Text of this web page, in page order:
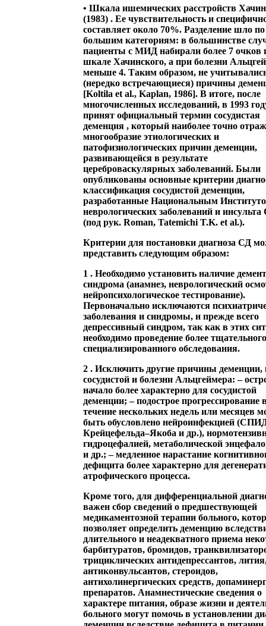
• Шкала ишемических расстройств
(1983) . Ее чувствительность и
составляет около 70%. Разделение шло
большим категориям: в большинстве
пациенты с МИД набирали более 7 очков
шкале Хачинского, а при болезни
меньше 4. Таким образом, не
(нередко встречающиеся) причины
[Koltila et al., Kaplan, 1986]. В итоге, после
многочисленных исследований, в 1993
принят официальный термин сосудистая
деменция , который наиболее точно
многообразие этиологических и
патофизиологических причин деменции,
развивающейся в результате
цереброваскулярных заболеваний. Были
опубликованы основные критерии
классификация сосудистой деменции,
разработанные Национальным
неврологических заболеваний и
(под рук. Roman, Tatemichi T.K. et al.).
Критерии для постановки диагноза СД
представить следующим образом:
1 . Необходимо установить наличие
синдрома (анамнез, неврологический
нейропсихологическое тестирование).
Первоначально исключаются
заболевания и синдромы, и прежде всего
депрессивный синдром, так как в этих
необходимо проведение более
специализированного обследования.
2 . Исключить другие причины деменции,
сосудистой и болезни Альцгеймера: –
начало более характерно для сосудистой
деменции; – подострое прогрессирование
течение нескольких недель или месяцев
быть обусловлено нейроинфекцией
Крейцефельда–Якоба и др.),
гидроцефалией, метаболической
и др.; – медленное нарастание
дефицита более характерно для
атрофического процесса.
Кроме того, для дифференциальной
важен сбор сведений о предшествующей
медикаментозной терапии больного,
позволяет определить деменцию
длительного и неадекватного приема
барбитуратов, бромидов,
трициклических антидепрессантов,
антиконвульсантов, стероидов,
антихолинергических средств,
препаратов. Анамнестические сведения о
характере питания, образе жизни и
больного могут помочь в установлении